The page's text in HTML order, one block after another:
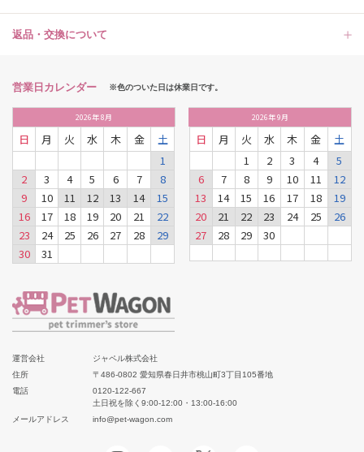
返品・交換について
営業日カレンダー ※色のついた日は休業日です。
2026年8月
日 月 火 水 木 金
土
1
2
3 4 5 6 7
8
9
10 11 12 13 14
15
16
17 18 19 20 21
22
23
24 25 26 27 28
29
30
31
2026年9月
日 月 火 水 木 金
土
1
2 3 4
5
6
7 8 9 10 11
12
13
14 15 16 17 18
19
20
21 22 23 24 25
26
27
28 29 30
運営会社
ジャペル株式会社
住所
〒486-0802 愛知県春日井市桃山町3丁目105番地
電話
0120-122-667
土日祝を除く9:00-12:00・13:00-16:00
メールアドレス
info@pet-wagon.com